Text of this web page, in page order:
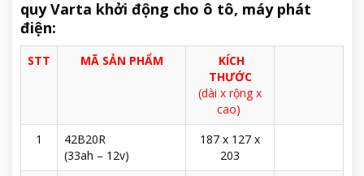
quy Varta khởi động cho ô tô, máy phát
điện:
STT MÃ SẢN PHẨM
KÍCH
THƯỚC
(dài x rộng x
cao)
1
42B20R
(33ah – 12v)
187 x 127 x
203